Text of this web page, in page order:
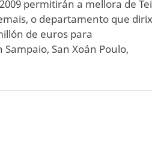
permitirán a mellora de
o departamento que
de euros para
San Xoán Poulo,